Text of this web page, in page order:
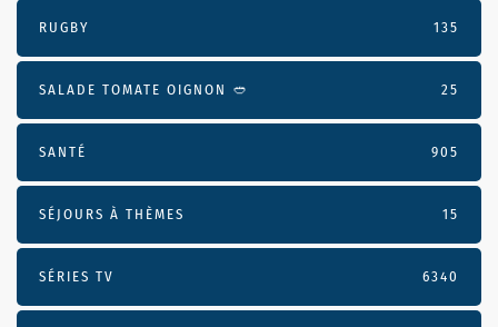
RUGBY 135
SALADE TOMATE OIGNON 🥙 25
SANTÉ 905
SÉJOURS À THÈMES 15
SÉRIES TV 6340